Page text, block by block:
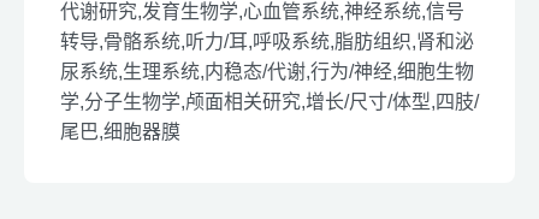
代谢研究,发育生物学,心血管系统,神经系统,信号
转导,骨骼系统,听力/耳,呼吸系统,脂肪组织,肾和泌
尿系统,生理系统,内稳态/代谢,行为/神经,细胞生物
学,分子生物学,颅面相关研究,增长/尺寸/体型,四肢/
尾巴,细胞器膜